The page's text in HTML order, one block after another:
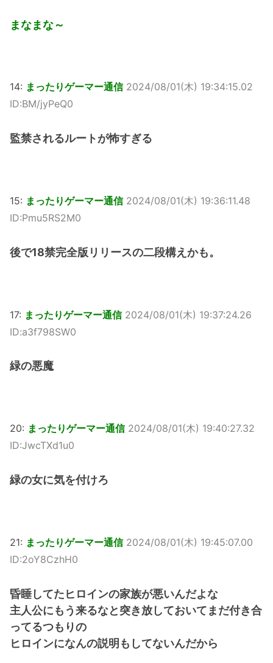
まなまな～
14: まったりゲーマー通信 2024/08/01(木) 19:34:15.02
ID:BM/jyPeQ0
監禁されるルートが怖すぎる
15: まったりゲーマー通信 2024/08/01(木) 19:36:11.48
ID:Pmu5RS2M0
後で18禁完全版リリースの二段構えかも。
17: まったりゲーマー通信 2024/08/01(木) 19:37:24.26
ID:a3f798SW0
緑の悪魔
20: まったりゲーマー通信 2024/08/01(木) 19:40:27.32
ID:JwcTXd1u0
緑の女に気を付けろ
21: まったりゲーマー通信 2024/08/01(木) 19:45:07.00
ID:2oY8CzhH0
昏睡してたヒロインの家族が悪いんだよな
主人公にもう来るなと突き放しておいてまだ付き合
ってるつもりの
ヒロインになんの説明もしてないんだから